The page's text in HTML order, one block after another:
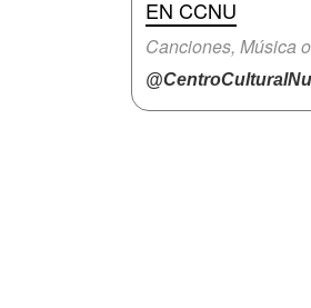
EN CCNU
Canciones, Música